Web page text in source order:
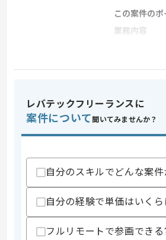
この案件のポ
業務内容
スキル
・
・Vue.js、
・APIと連携
・Vueの複数
・Nuxt3の開
・Smartyを
・ABテストの
レバテックフリーランスに
案件について 聞いてみませんか？
自分のスキルでどんな案件
自分の経験で単価はいくら
フルリモートで参画できる